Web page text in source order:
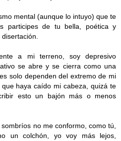
mental (aunque lo intuyo) que te
participes de tu bella, poética y
a mi terreno, soy depresivo
se abre y se cierra como una
solo dependen del extremo de mi
haya caído mi cabeza, quizá te
esto un bajón más o menos
no me conformo, como tú,
un colchón, yo voy más lejos,